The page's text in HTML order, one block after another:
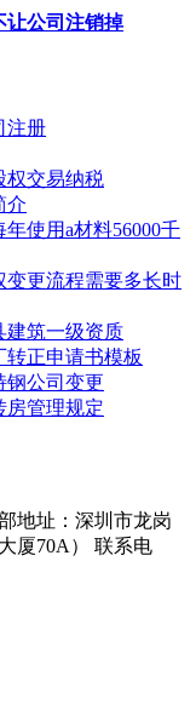
让公司注销掉
注册
权交易纳税
介
使用a材料56000千
变更流程需要多长时
建筑一级资质
正申请书模板
钢公司变更
房管理规定
地址：深圳市龙岗
厦70A） 联系电